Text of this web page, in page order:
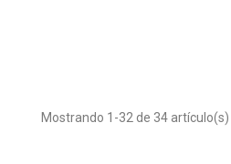
Mostrando 1-32 de 34 artículo(s)